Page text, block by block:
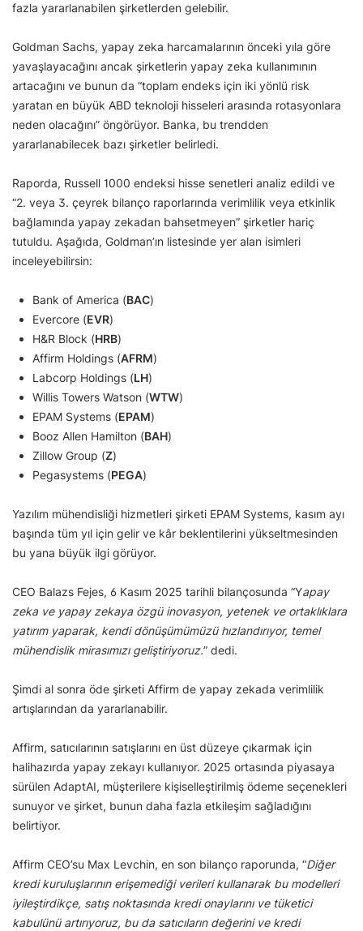
fazla yararlanabilen şirketlerden gelebilir.
Goldman Sachs, yapay zeka harcamalarının önceki yıla göre
yavaşlayacağını ancak şirketlerin yapay zeka kullanımının
artacağını ve bunun da “toplam endeks için iki yönlü risk
yaratan en büyük ABD teknoloji hisseleri arasında rotasyonlara
neden olacağını” öngörüyor. Banka, bu trendden
yararlanabilecek bazı şirketler belirledi.
Raporda, Russell 1000 endeksi hisse senetleri analiz edildi ve
“2. veya 3. çeyrek bilanço raporlarında verimlilik veya etkinlik
bağlamında yapay zekadan bahsetmeyen” şirketler hariç
tutuldu. Aşağıda, Goldman’ın listesinde yer alan isimleri
inceleyebilirsin:
Bank of America (BAC)
Evercore (EVR)
H&R Block (HRB)
Affirm Holdings (AFRM)
Labcorp Holdings (LH)
Willis Towers Watson (WTW)
EPAM Systems (EPAM)
Booz Allen Hamilton (BAH)
Zillow Group (Z)
Pegasystems (PEGA)
Yazılım mühendisliği hizmetleri şirketi EPAM Systems, kasım ayı
başında tüm yıl için gelir ve kâr beklentilerini yükseltmesinden
bu yana büyük ilgi görüyor.
CEO Balazs Fejes, 6 Kasım 2025 tarihli bilançosunda “Yapay
zeka ve yapay zekaya özgü inovasyon, yetenek ve ortaklıklara
yatırım yaparak, kendi dönüşümümüzü hızlandırıyor, temel
mühendislik mirasımızı geliştiriyoruz.” dedi.
Şimdi al sonra öde şirketi Affirm de yapay zekada verimlilik
artışlarından da yararlanabilir.
Affirm, satıcılarının satışlarını en üst düzeye çıkarmak için
halihazırda yapay zekayı kullanıyor. 2025 ortasında piyasaya
sürülen AdaptAI, müşterilere kişiselleştirilmiş ödeme seçenekleri
sunuyor ve şirket, bunun daha fazla etkileşim sağladığını
belirtiyor.
Affirm CEO’su Max Levchin, en son bilanço raporunda, “Diğer
kredi kuruluşlarının erişemediği verileri kullanarak bu modelleri
iyileştirdikçe, satış noktasında kredi onaylarını ve tüketici
kabulünü artırıyoruz, bu da satıcıların değerini ve kredi